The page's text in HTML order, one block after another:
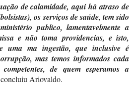
de calamidade, aqui há atraso de
os serviços de saúde, tem sido
publico, lamentavelmente a
e não toma providencias, e isto,
uma ma ingestão, que inclusive é
mas temos informados cada
de quem esperamos a
Ariovaldo.